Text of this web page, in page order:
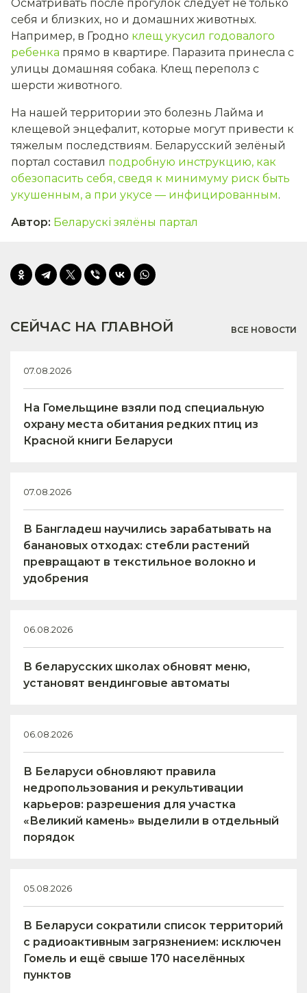
Осматривать после прогулок следует не только
себя и близких, но и домашних животных.
Например, в Гродно клещ укусил годовалого
ребенка прямо в квартире. Паразита принесла с
улицы домашняя собака. Клещ переполз с
шерсти животного.
На нашей территории это болезнь Лайма и
клещевой энцефалит, которые могут привести к
тяжелым последствиям. Беларусский зелёный
портал составил подробную инструкцию, как
обезопасить себя, сведя к минимуму риск быть
укушенным, а при укусе — инфицированным.
Автор: Беларускі зялёны партал
СЕЙЧАС НА ГЛАВНОЙ ВСЕ НОВОСТИ
07.08.2026
На Гомельщине взяли под специальную
охрану места обитания редких птиц из
Красной книги Беларуси
07.08.2026
В Бангладеш научились зарабатывать на
банановых отходах: стебли растений
превращают в текстильное волокно и
удобрения
06.08.2026
В беларусских школах обновят меню,
установят вендинговые автоматы
06.08.2026
В Беларуси обновляют правила
недропользования и рекультивации
карьеров: разрешения для участка
«Великий камень» выделили в отдельный
порядок
05.08.2026
В Беларуси сократили список территорий
с радиоактивным загрязнением: исключен
Гомель и ещё свыше 170 населённых
пунктов